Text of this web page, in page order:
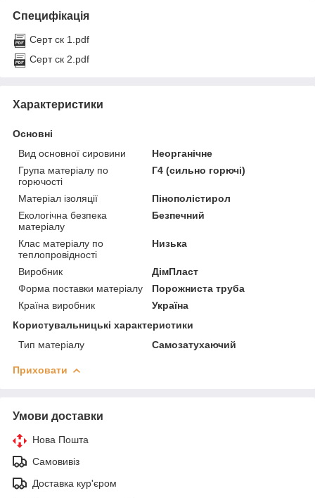
Специфікація
Серт ск 1.pdf
Серт ск 2.pdf
Характеристики
Основні
Вид основної сировини
Неорганічне
Група матеріалу по
горючості
Г4 (сильно горючі)
Матеріал ізоляції
Пінополістирол
Екологічна безпека
матеріалу
Безпечний
Клас матеріалу по
теплопровідності
Низька
Виробник
ДімПласт
Форма поставки матеріалу
Порожниста труба
Країна виробник
Україна
Користувальницькі характеристики
Тип матеріалу
Самозатухаючий
Приховати
Умови доставки
Нова Пошта
Самовивіз
Доставка кур'єром